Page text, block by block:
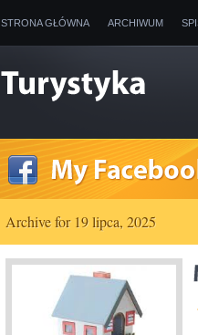
STRONA GŁÓWNA ARCHIWUM
Archive for 19 lipca, 2025